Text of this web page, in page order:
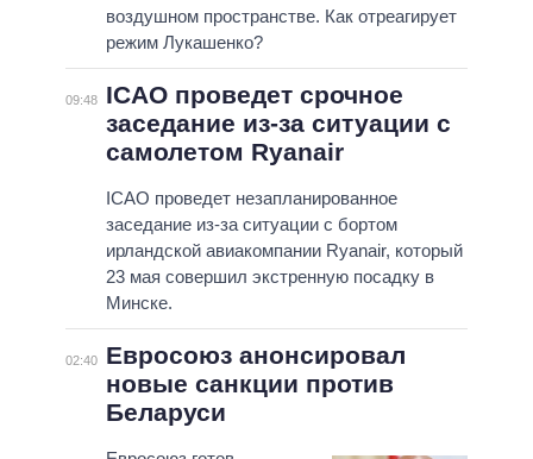
воздушном пространстве. Как отреагирует
режим Лукашенко?
09:48
ICAO проведет срочное
заседание из-за ситуации с
самолетом Ryanair
ICAO проведет незапланированное
заседание из-за ситуации с бортом
ирландской авиакомпании Ryanair, который
23 мая совершил экстренную посадку в
Минске.
02:40
Евросоюз анонсировал
новые санкции против
Беларуси